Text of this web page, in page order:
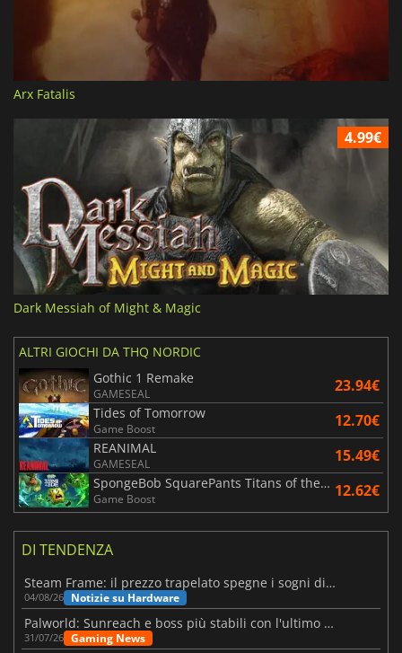
Arx Fatalis
4.99€
Dark Messiah of Might & Magic
ALTRI GIOCHI DA THQ NORDIC
Gothic 1 Remake
GAMESEAL 23.94€
Tides of Tomorrow
Game Boost 12.70€
REANIMAL
GAMESEAL 15.49€
SpongeBob SquarePants Titans of the Tide
Game Boost 12.62€
DI TENDENZA
Steam Frame: il prezzo trapelato spegne i sogni di un VR economico
04/08/26 Notizie su Hardware
Palworld: Sunreach e boss più stabili con l'ultimo update
31/07/26 Gaming News